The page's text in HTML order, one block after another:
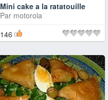
Mini cake a la ratatouille
Par motorola
146